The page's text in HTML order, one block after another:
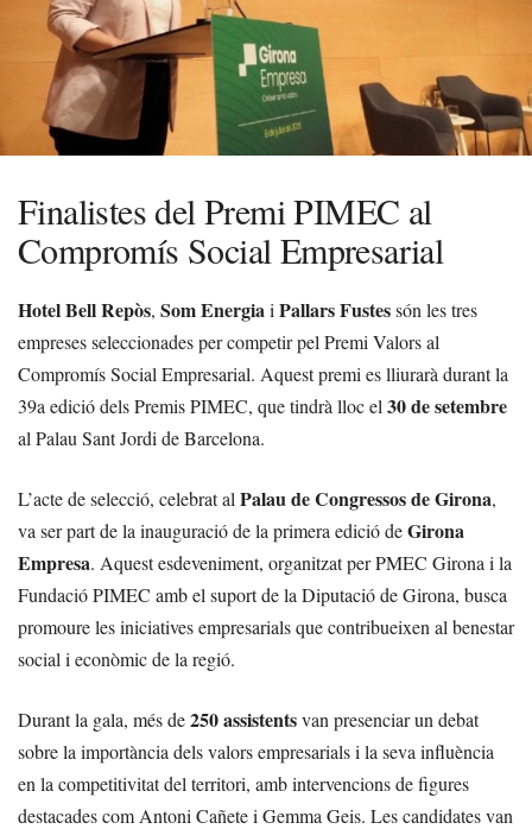
Finalistes del Premi PIMEC al
Compromís Social Empresarial
Hotel Bell Repòs, Som Energiai Pallars Fustessón les tres
empreses seleccionades per competir pel Premi Valors al
Compromís Social Empresarial. Aquest premi es lliurarà durant la
39a edició dels Premis PIMEC, que tindrà lloc el 30 de setembre
al Palau Sant Jordi de Barcelona.
L’acte de selecció, celebrat al Palau de Congressos de Girona,
va ser part de la inauguració de la primera edició deGirona
Empresa. Aquest esdeveniment, organitzat per PMEC Girona i la
Fundació PIMEC amb el suport de la Diputació de Girona, busca
promoure les iniciatives empresarials que contribueixen al benestar
social i econòmic de la regió.
Durant la gala, més de250 assistentsvan presenciar un debat
sobre la importància dels valors empresarials i la seva influència
en la competitivitat del territori, amb intervencions de figures
destacades com Antoni Cañete i Gemma Geis. Les candidates van